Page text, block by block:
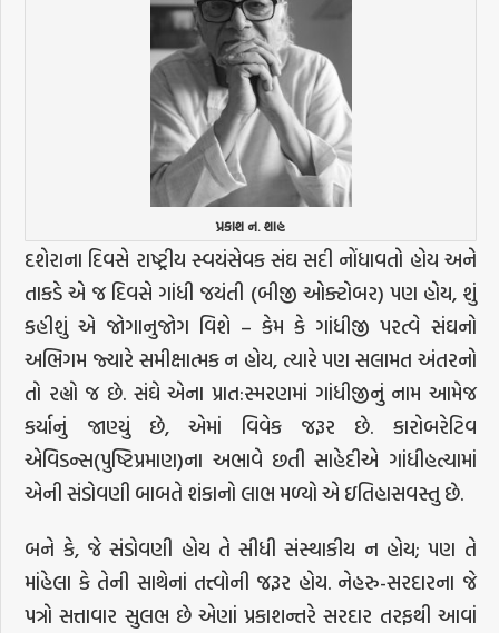
પ્રકાશ ન. શાહ
દશેરાના દિવસે રાષ્ટ્રીય સ્વયંસેવક સંઘ સદી નોંધાવતો હોય અને
તાકડે એ જ દિવસે ગાંધી જયંતી (બીજી ઓક્ટોબર) પણ હોય, શું
કહીશું એ જોગાનુજોગ વિશે – કેમ કે ગાંધીજી પરત્વે સંઘનો
અભિગમ જ્યારે સમીક્ષાત્મક ન હોય, ત્યારે પણ સલામત અંતરનો
તો રહ્યો જ છે. સંઘે એના પ્રાત:સ્મરણમાં ગાંધીજીનું નામ આમેજ
કર્યાનું જાણ્યું છે, એમાં વિવેક જરૂર છે. કારોબરેટિવ
એવિડન્સ(પુષ્ટિપ્રમાણ)ના અભાવે છતી સાહેદીએ ગાંધીહત્યામાં
એની સંડોવણી બાબતે શંકાનો લાભ મળ્યો એ ઇતિહાસવસ્તુ છે.
બને કે, જે સંડોવણી હોય તે સીધી સંસ્થાકીય ન હોય; પણ તે
માંહેલા કે તેની સાથેનાં તત્ત્વોની જરૂર હોય. નેહરુ-સરદારના જે
પત્રો સત્તાવાર સુલભ છે એણાં પ્રકાશન્તરે સરદાર તરફથી આવાં